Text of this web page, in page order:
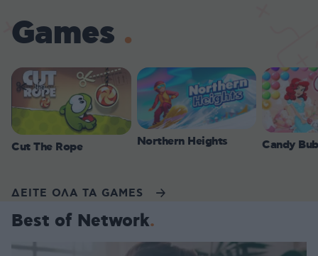
Games
Cut The Rope Northern Heights Candy
ΔΕΙΤΕ ΟΛΑ ΤΑ GAMES
Best of Network